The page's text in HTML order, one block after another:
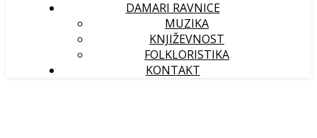
DAMARI RAVNICE
MUZIKA
KNJIŽEVNOST
FOLKLORISTIKA
KONTAKT